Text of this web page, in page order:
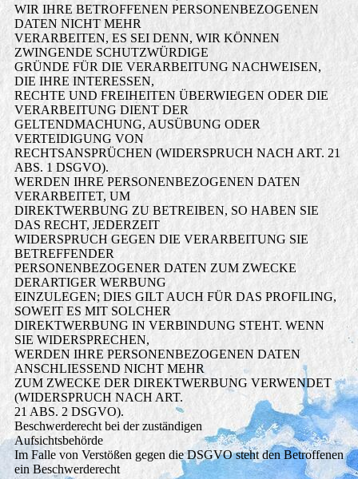
WIR IHRE BETROFFENEN PERSONENBEZOGENEN
DATEN NICHT MEHR
VERARBEITEN, ES SEI DENN, WIR KÖNNEN
ZWINGENDE SCHUTZWÜRDIGE
GRÜNDE FÜR DIE VERARBEITUNG NACHWEISEN,
DIE IHRE INTERESSEN,
RECHTE UND FREIHEITEN ÜBERWIEGEN ODER DIE
VERARBEITUNG DIENT DER
GELTENDMACHUNG, AUSÜBUNG ODER
VERTEIDIGUNG VON
RECHTSANSPRÜCHEN (WIDERSPRUCH NACH ART. 21
ABS. 1 DSGVO).
WERDEN IHRE PERSONENBEZOGENEN DATEN
VERARBEITET, UM
DIREKTWERBUNG ZU BETREIBEN, SO HABEN SIE
DAS RECHT, JEDERZEIT
WIDERSPRUCH GEGEN DIE VERARBEITUNG SIE
BETREFFENDER
PERSONENBEZOGENER DATEN ZUM ZWECKE
DERARTIGER WERBUNG
EINZULEGEN; DIES GILT AUCH FÜR DAS PROFILING,
SOWEIT ES MIT SOLCHER
DIREKTWERBUNG IN VERBINDUNG STEHT. WENN
SIE WIDERSPRECHEN,
WERDEN IHRE PERSONENBEZOGENEN DATEN
ANSCHLIESSEND NICHT MEHR
ZUM ZWECKE DER DIREKTWERBUNG VERWENDET
(WIDERSPRUCH NACH ART.
21 ABS. 2 DSGVO).
Beschwerderecht bei der zuständigen
Aufsichtsbehörde
Im Falle von Verstößen gegen die DSGVO steht den Betroffenen
ein Beschwerderecht